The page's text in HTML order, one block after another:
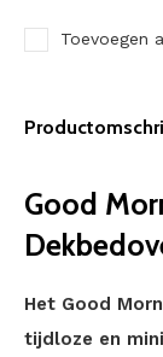
Toevoegen
Good
Het Good
tijdloze en